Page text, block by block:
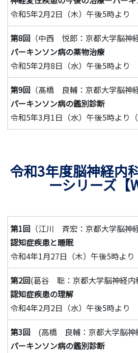
令和5年2月2日（木）午後5時より
第8回 （中西 悦郎：京都大学脳神
パーキンソン病の薬物治療
令和5年2月8日（水）午後5時より
第9回 （髙橋 良輔：京都大学脳神
パーキンソン病の鑑別診断
令和5年3月1日（水）午後5時より（
令和3年度脳神経内
ーシリーズ【
第1回 （江川 斉宏：京都大学脳神
認知症疾患と睡眠
令和4年1月27日（木）午後5時より
第2回(葛谷 聡：京都大学脳神経内
認知症疾患の理解
令和4年2月2日（水）午後5時より
第3回 (高橋 良輔：京都大学脳神
パーキンソン病の鑑別診断